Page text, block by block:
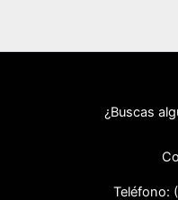
¿Buscas
Teléfono: